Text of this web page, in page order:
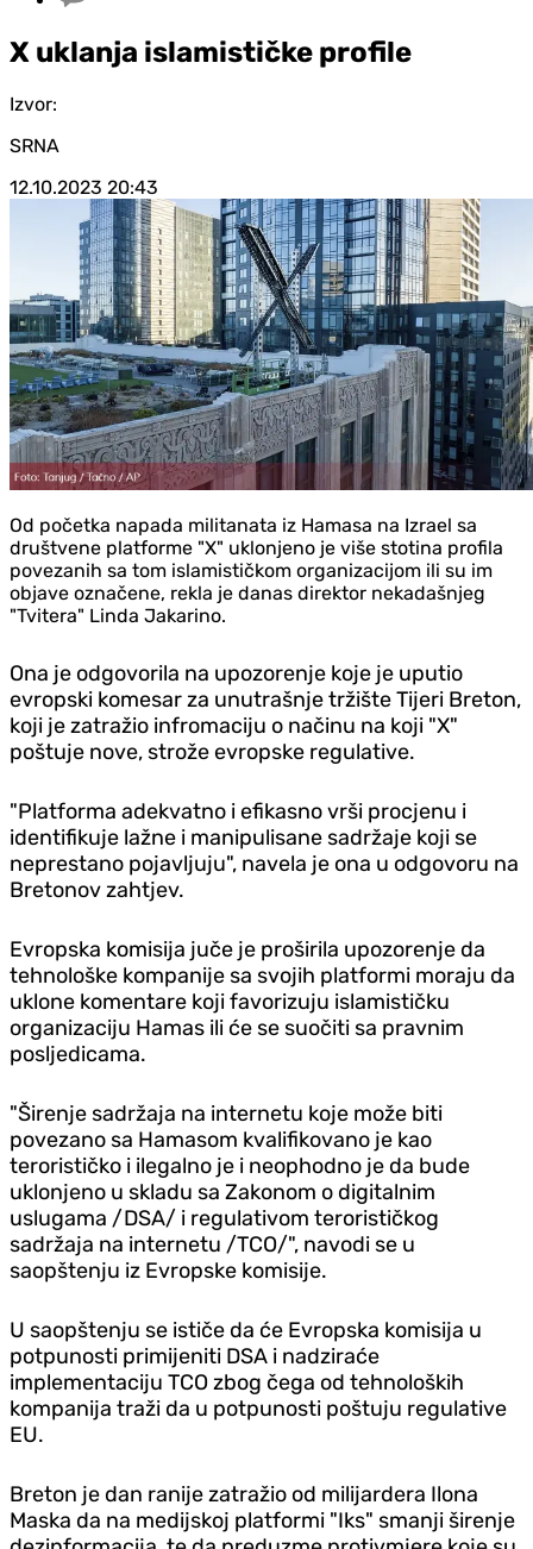
X uklanja islamističke profile
Izvor:
SRNA
12.10.2023 20:43
Od početka napada militanata iz Hamasa na Izrael sa
društvene platforme "X" uklonjeno je više stotina profila
povezanih sa tom islamističkom organizacijom ili su im
objave označene, rekla je danas direktor nekadašnjeg
"Tvitera" Linda Jakarino.
Ona je odgovorila na upozorenje koje je uputio
evropski komesar za unutrašnje tržište Tijeri Breton,
koji je zatražio infromaciju o načinu na koji "X"
poštuje nove, strože evropske regulative.
"Platforma adekvatno i efikasno vrši procjenu i
identifikuje lažne i manipulisane sadržaje koji se
neprestano pojavljuju", navela je ona u odgovoru na
Bretonov zahtjev.
Evropska komisija juče je proširila upozorenje da
tehnološke kompanije sa svojih platformi moraju da
uklone komentare koji favorizuju islamističku
organizaciju Hamas ili će se suočiti sa pravnim
posljedicama.
"Širenje sadržaja na internetu koje može biti
povezano sa Hamasom kvalifikovano je kao
terorističko i ilegalno je i neophodno je da bude
uklonjeno u skladu sa Zakonom o digitalnim
uslugama /DSA/ i regulativom terorističkog
sadržaja na internetu /TCO/", navodi se u
saopštenju iz Evropske komisije.
U saopštenju se ističe da će Evropska komisija u
potpunosti primijeniti DSA i nadziraće
implementaciju TCO zbog čega od tehnoloških
kompanija traži da u potpunosti poštuju regulative
EU.
Breton je dan ranije zatražio od milijardera Ilona
Maska da na medijskoj platformi "Iks" smanji širenje